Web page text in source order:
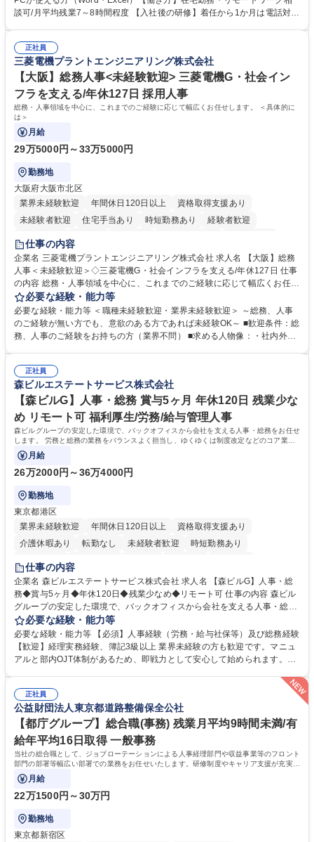
って対応、情報提供するとともにグループ内活動に反映しています。 【具
平均100件前後■メール・手紙：同上40件前後 募集職種 中野本社【お客様
相談室】お客様のお声をもとにより良い商品づくりへ貢献
談可/月平均残業7～8時間程度 【入社後の研修】着任から1か月は電話対応
すのでご安心ください。 【当社について】キリングループの広報機能を担
う会社として、お客様との出会いを大切にし、磨き上げたホスピタリティ
を込めてコミュニケーションをとりながら広報関連業務を行っておりま
す。 学歴・資格 学歴：大学院 大学 高専 短大 専修学校 高校 語学力： 資
格：
正社員
三菱電機プラントエンジニアリング株式会社
【大阪】総務人事<未経験歓迎> 三菱電機G・社会イン
フラを支える/年休127日 採用人事
総務・人事領域を中心に、これまでのご経験に応じて幅広くお任せします。 ＜具体的に
は＞
月給
29万5000円～33万5000円
勤務地
大阪府大阪市北区
業界未経験歓迎
年間休日120日以上
資格取得支援あり
未経験者歓迎
住宅手当あり 時短勤務あり
経験者歓迎
退職金あり
駅近5分以内
土日祝休み 服装自由 寮・社宅あり 食事補助あり
仕事の内容
企業名 三菱電機プラントエンジニアリング株式会社 求人名 【大阪】総務
人事＜未経験歓迎＞◇三菱電機G・社会インフラを支える/年休127日 仕事
の内容 総務・人事領域を中心に、これまでのご経験に応じて幅広くお任せ
します。 ＜具体的には＞ ・総務/人事労務（給与・社保・勤怠管理など）
・採用・教育研修 ・福利厚生運用 など ※基本的には事務所勤務ですが、
採用や教育等の業務内容により、関西圏以外への日帰り・宿泊を伴う国内
出張もございます。 ※担当業務を持ちつつ、お互いに助け合いながら、総
必要な経験・能力等
必要な経験・能力等 ＜職種未経験歓迎・業界未経験歓迎＞ ～総務、人事
のご経験が無い方でも、意欲のある方であれば未経験OK～ ■歓迎条件：総
務、人事のご経験をお持ちの方（業界不問） ■求める人物像：・社内外の
正社員
森ビルエステートサービス株式会社
【森ビルG】人事・総務 賞与5ヶ月 年休120日 残業少な
め リモート可 福利厚生/労務/給与管理人事
森ビルグループの安定した環境で、バックオフィスから会社を支える人事・総務をお任せ
します。 労務と総務の業務をバランスよく担当し、ゆくゆくは制度改定などのコア業務
にも挑戦できる、やりがいある環境です。
月給
26万2000円～36万4000円
勤務地
東京都港区
業界未経験歓迎
年間休日120日以上
資格取得支援あり
介護休暇あり
転勤なし 未経験者歓迎
時短勤務あり
経験者歓迎
完全週休2日制
交通費支給 長期歓迎 駅近5分以内 土日祝休み
仕事の内容
企業名 森ビルエステートサービス株式会社 求人名 【森ビルG】人事・総
務◆賞与5ヶ月◆年休120日◆残業少なめ◆リモート可 仕事の内容 森ビル
グループの安定した環境で、バックオフィスから会社を支える人事・総務
をお任せします。 労務と総務の業務をバランスよく担当し、ゆくゆくは制
度改定などのコア業務にも挑戦できる、やりがいある環境です。 ■勤怠管
理、給与計算、社会保険手続き、年末調整等の労務管理全般 ■入退社手続
き、社内規定の改定や人事制度改定などのコア業務 ■社内イベントの企画
は部内のOJTを中心に、あなたの経験に合わせて不足している部分はいつ
でも質問・相談できる環境が整っているため、安心して成長できます。 募
集職種 【森ビルG】人事・総務◆賞与5ヶ月◆年休120日◆残業少なめ◆
リモート可
必要な経験・能力等
必要な経験・能力等 【必須】人事経験（労務・給与社保等）及び総務経験
【歓迎】経理実務経験、簿記3級以上 業界未経験の方も歓迎です。マニュ
アルと部内OJT体制があるため、即戦力として安心して始められます。
ます。定型業務に留まらず、社内規定や人事制度の改定など会社のコア業
務に挑戦できるため、自身の成長と組織への貢献度をダイレクトに実感で
きます。 残業少なめ、週1日リモート可など、ワークライフバランスを保
ち長期活躍できる環境です。 「これまでの幅広い経験を活かし、長期的な
キャリアを築きたい」という前向きな意欲と挑戦を全力で応援します。 学
歴・資格 学歴：大学院 大学 高専 短大 専修学校 高校 語学力： 資格：日商
簿記検定1級 日商簿記検定2級 日商簿記検定3級
正社員
公益財団法人東京都道路整備保全公社
【都庁グループ】総合職(事務) 残業月平均9時間未満/有
給年平均16日取得 一般事務
当社の総合職として、ジョブローテーションによる人事経理部門や収益事業等のフロント
部門の部署等幅広い部署での業務をお任せいたします。研修制度やキャリア支援が充実し
ております！ ※下記業務詳細
月給
22万1500円～30万円
勤務地
東京都新宿区